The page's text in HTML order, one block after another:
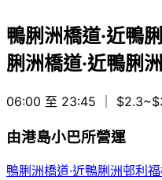
鴨脷洲橋道·近鴨
脷洲橋道·近鴨脷
06:00 至 23:45 ｜
由港島小巴所營運
鴨脷洲橋道·近鴨脷洲邨利